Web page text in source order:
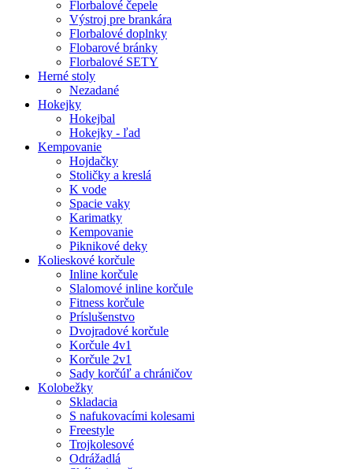
Florbalové čepele
Výstroj pre brankára
Florbalové doplnky
Flobarové bránky
Florbalové SETY
Herné stoly
Nezadané
Hokejky
Hokejbal
Hokejky - ľad
Kempovanie
Hojdačky
Stoličky a kreslá
K vode
Spacie vaky
Karimatky
Kempovanie
Piknikové deky
Kolieskové korčule
Inline korčule
Slalomové inline korčule
Fitness korčule
Príslušenstvo
Dvojradové korčule
Korčule 4v1
Korčule 2v1
Sady korčúľ a chráničov
Kolobežky
Skladacia
S nafukovacími kolesami
Freestyle
Trojkolesové
Odrážadlá